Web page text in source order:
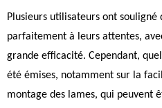
Plusieurs utilisateurs ont
parfaitement à leurs attentes,
grande efficacité. Cependant,
été émises, notamment sur la
montage des lames, qui peuvent